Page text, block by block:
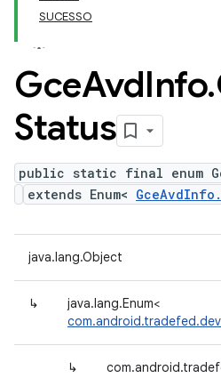
SUCESSO
GceAvdInfo.
Status
public static final enum
extends Enum<
java.lang.Object
↳
java.lang.Enum<
↳